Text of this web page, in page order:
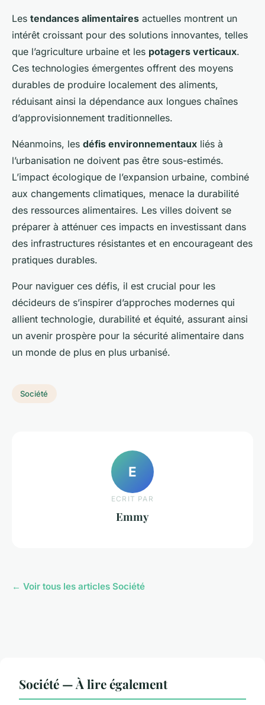
Les tendances alimentaires actuelles montrent un
intérêt croissant pour des solutions innovantes, telles
que l’agriculture urbaine et les potagers verticaux.
Ces technologies émergentes offrent des moyens
durables de produire localement des aliments,
réduisant ainsi la dépendance aux longues chaînes
d’approvisionnement traditionnelles.
Néanmoins, les défis environnementaux liés à
l’urbanisation ne doivent pas être sous-estimés.
L’impact écologique de l’expansion urbaine, combiné
aux changements climatiques, menace la durabilité
des ressources alimentaires. Les villes doivent se
préparer à atténuer ces impacts en investissant dans
des infrastructures résistantes et en encourageant des
pratiques durables.
Pour naviguer ces défis, il est crucial pour les
décideurs de s’inspirer d’approches modernes qui
allient technologie, durabilité et équité, assurant ainsi
un avenir prospère pour la sécurité alimentaire dans
un monde de plus en plus urbanisé.
Société
E
ECRIT PAR
Emmy
← Voir tous les articles Société
Société — À lire également